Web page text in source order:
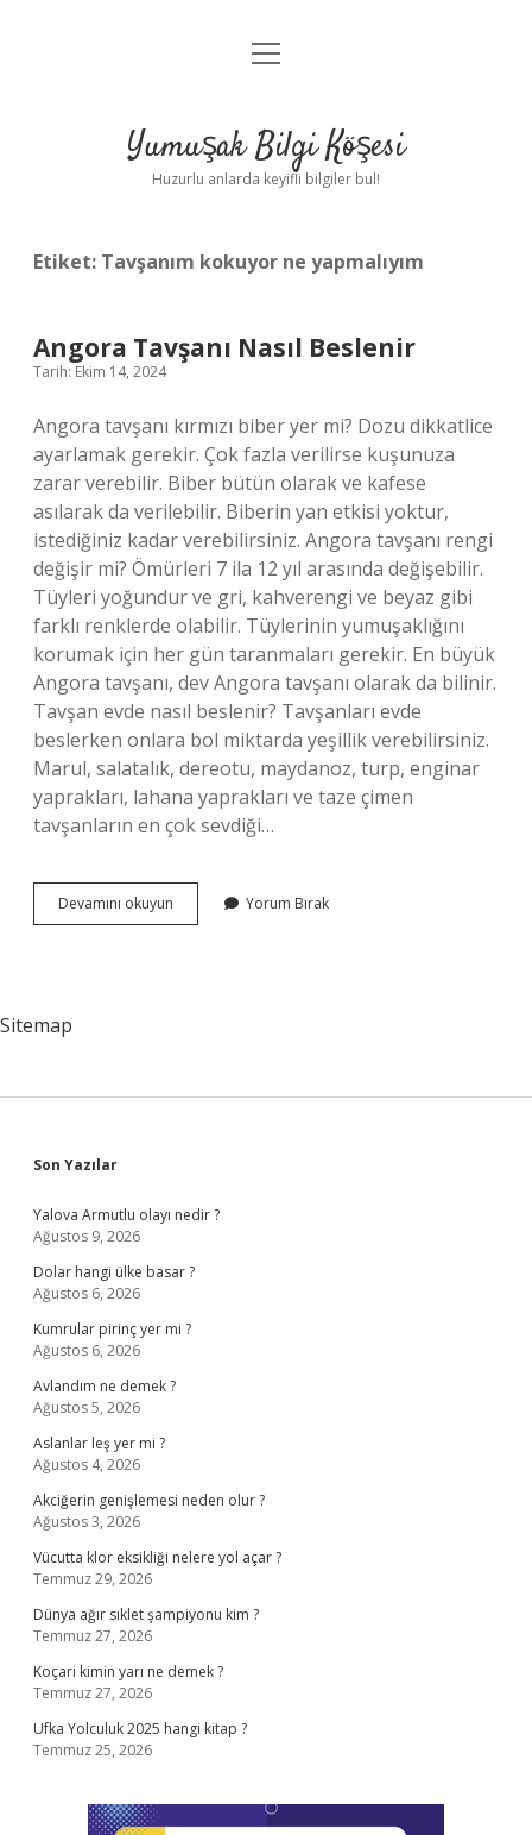
Anasayfa
Yasal Uyarı
menüyü
Yumuşak Bilgi Köşesi
Huzurlu anlarda keyifli bilgiler bul!
Etiket: Tavşanım kokuyor ne yapmalıyım
Angora Tavşanı Nasıl Beslenir
Tarih: Ekim 14, 2024
Angora tavşanı kırmızı biber yer mi? Dozu dikkatlice
ayarlamak gerekir. Çok fazla verilirse kuşunuza
zarar verebilir. Biber bütün olarak ve kafese
asılarak da verilebilir. Biberin yan etkisi yoktur,
istediğiniz kadar verebilirsiniz. Angora tavşanı rengi
değişir mi? Ömürleri 7 ila 12 yıl arasında değişebilir.
Tüyleri yoğundur ve gri, kahverengi ve beyaz gibi
farklı renklerde olabilir. Tüylerinin yumuşaklığını
korumak için her gün taranmaları gerekir. En büyük
Angora tavşanı, dev Angora tavşanı olarak da bilinir.
Tavşan evde nasıl beslenir? Tavşanları evde
beslerken onlara bol miktarda yeşillik verebilirsiniz.
Marul, salatalık, dereotu, maydanoz, turp, enginar
yaprakları, lahana yaprakları ve taze çimen
tavşanların en çok sevdiği…
Devamını okuyun
Tavşanı
Yorum Bırak
Sitemap
Sidebar
Son Yazılar
Yalova Armutlu olayı nedir ?
Ağustos 9, 2026
Dolar hangi ülke basar ?
Ağustos 6, 2026
Kumrular pirinç yer mi ?
Ağustos 6, 2026
Avlandım ne demek ?
Ağustos 5, 2026
Aslanlar leş yer mi ?
Ağustos 4, 2026
Akciğerin genişlemesi neden olur ?
Ağustos 3, 2026
Vücutta klor eksikliği nelere yol açar ?
Temmuz 29, 2026
Dünya ağır sıklet şampiyonu kim ?
Temmuz 27, 2026
Koçari kimin yarı ne demek ?
Temmuz 27, 2026
Ufka Yolculuk 2025 hangi kitap ?
Temmuz 25, 2026